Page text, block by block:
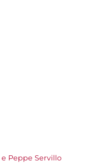
Peppe Servillo